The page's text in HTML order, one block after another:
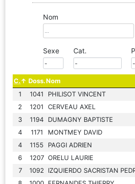
Nom
Sexe Cat.
C. Doss.Nom
1
1041 PHILISOT VINCENT
2
1201 CERVEAU AXEL
3
1194 DUMAGNY BAPTISTE
4
1171 MONTMEY DAVID
4
1155 PAGGI ADRIEN
6
1207 ORELU LAURIE
7
1092 IZQUIERDO SACRISTAN